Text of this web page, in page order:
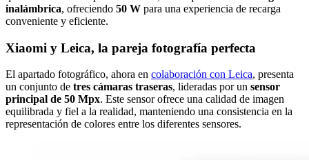
inalámbrica, ofreciendo 50 W para una experiencia de recarga
conveniente y eficiente.
Xiaomi y Leica, la pareja fotografía perfecta
El apartado fotográfico, ahora en colaboración con Leica, presenta
un conjunto de tres cámaras traseras, lideradas por un sensor
principal de 50 Mpx. Este sensor ofrece una calidad de imagen
equilibrada y fiel a la realidad, manteniendo una consistencia en la
representación de colores entre los diferentes sensores.